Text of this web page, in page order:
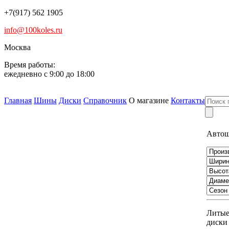
+7(917) 562 1905
info@100koles.ru
Москва
Время работы:
ежедневно с 9:00 до 18:00
Главная Шины Диски Справочник О магазине Контакты
Литые
диски